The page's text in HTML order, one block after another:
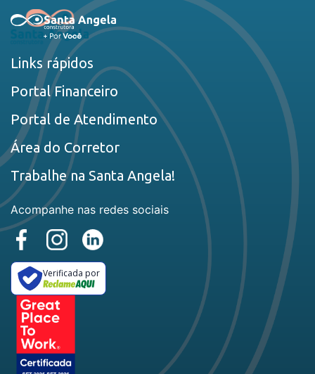
Links rápidos
Portal Financeiro
Portal de Atendimento
Área do Corretor
Trabalhe na Santa Angela!
Acompanhe nas redes sociais
Verificada por